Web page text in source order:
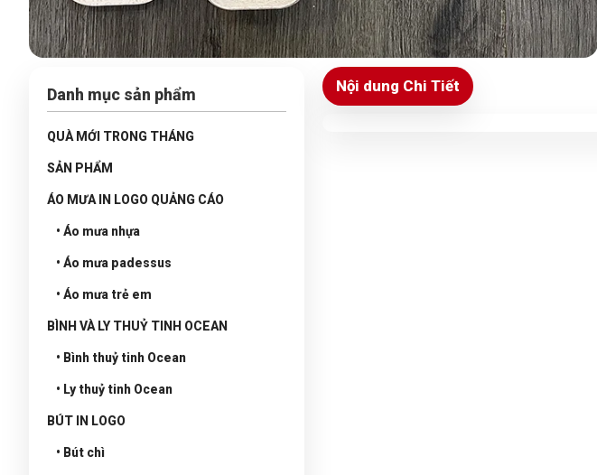
Danh mục sản phẩm
QUÀ MỚI TRONG THÁNG
SẢN PHẨM
ÁO MƯA IN LOGO QUẢNG CÁO
• Áo mưa nhựa
• Áo mưa padessus
• Áo mưa trẻ em
BÌNH VÀ LY THUỶ TINH OCEAN
• Bình thuỷ tinh Ocean
• Ly thuỷ tinh Ocean
BÚT IN LOGO
• Bút chì
Nội dung Chi Tiết